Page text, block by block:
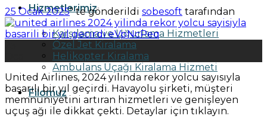
Hizmetlerimiz
Karşılama ve Uğurlama Hizmetleri
Özel Jet Kiralama
Helikopter Kiralama
Ambulans Uçağı Kiralama Hizmeti
Filomuz
25 Ocak 2025’' te gönderildi sobesoft tarafından
United Airlines, 2024 yılında rekor yolcu sayısıyla
başarılı bir yıl geçirdi. Havayolu şirketi, müşteri
memnuniyetini artıran hizmetleri ve genişleyen
uçuş ağı ile dikkat çekti. Detaylar için tıklayın.